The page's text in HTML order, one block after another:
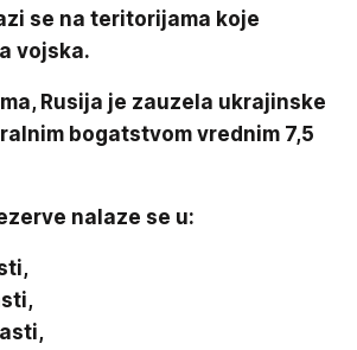
se na teritorijama koje
vojska.
Rusija je zauzela ukrajinske
bogatstvom vrednim 7,5
nalaze se u: